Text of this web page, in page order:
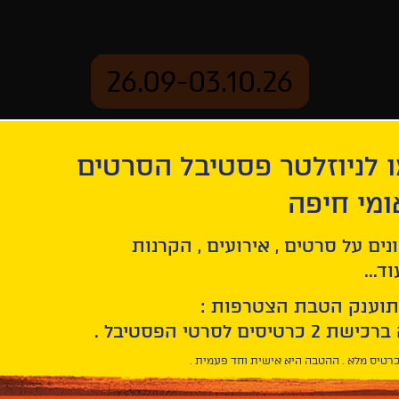
26.09-03.10.26
4
מספר 4 |
SHORT FILM
לניוזלטר פסטיבל הסרטים
חיפה
על סרטים , אירועים , הקרנות
הטבת הצטרפות :
מלא . ההטבה היא אישית וחד פעמית .